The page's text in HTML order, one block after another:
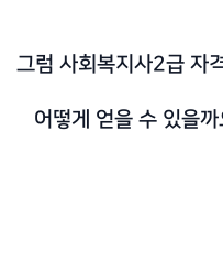
그럼 사회복지사2급 자
어떻게 얻을 수 있을까